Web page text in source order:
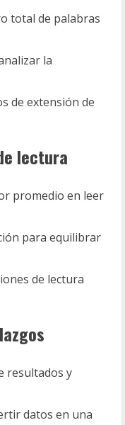
total de palabras
la
de extensión de
lectura
promedio en leer
para equilibrar
de lectura
resultados y
datos en una